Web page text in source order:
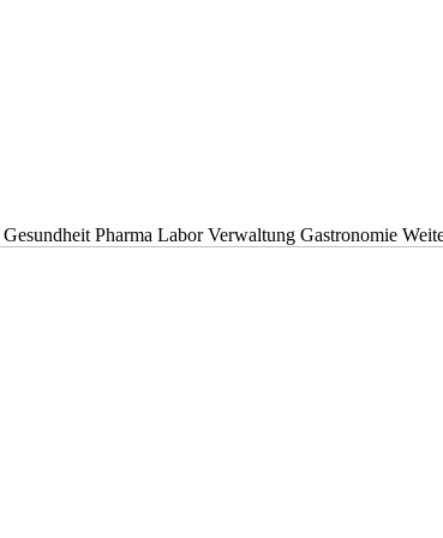
Gesundheit Pharma LaborVerwaltung Gastronomie